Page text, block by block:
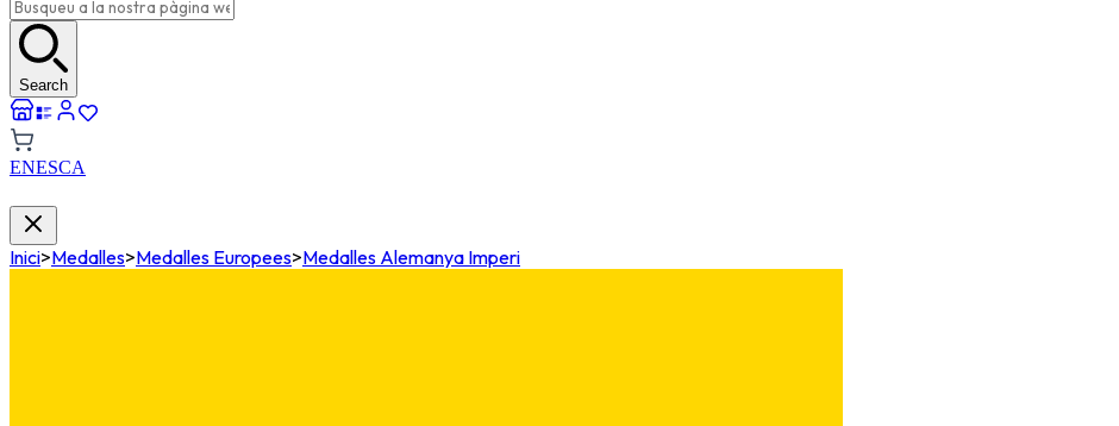
Search
ENESCA
Inici>Medalles>Medalles Europees>Medalles Alemanya Imperi